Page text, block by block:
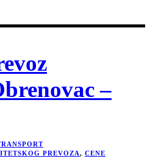
–
PREVOZA, CENE